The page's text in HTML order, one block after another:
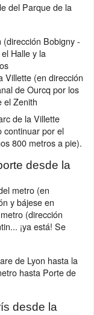
del Parque de la
Bobigny -
Halle y la
Villette (en dirección
de Ourcq por los
el Zenith
de la Villette
continuar por el
800 metros a pie).
desde la
metro (en
y bájese en
(dirección
¡ya está! Se
de Lyon hasta la
hasta Porte de
desde la